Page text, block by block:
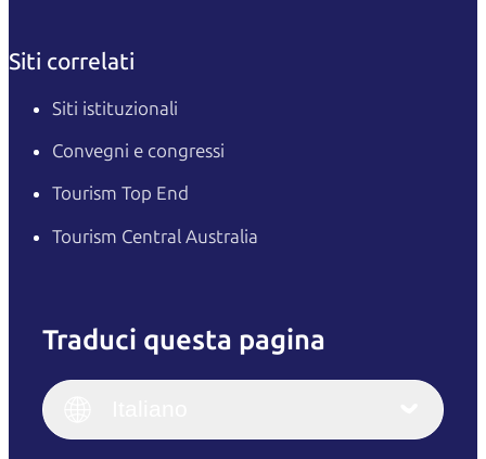
Siti correlati
Siti istituzionali
Convegni e congressi
Tourism Top End
Tourism Central Australia
Traduci questa pagina
Italiano